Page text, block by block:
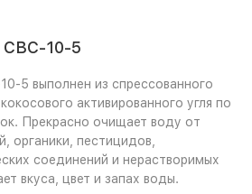
10-5
5 выполнен из спрессованного
активированного угля по
Прекрасно очищает воду от
органики, пестицидов,
соединений и нерастворимых
вкуса, цвет и запах воды.